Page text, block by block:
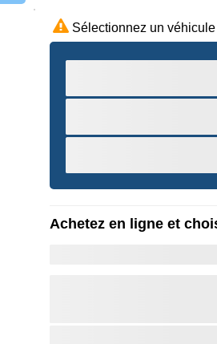
Sélectionnez un véhicule
Achetez en ligne et